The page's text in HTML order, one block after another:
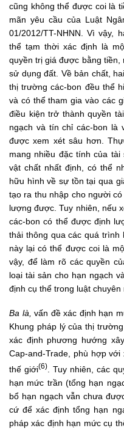
cũng không thể được coi là
mãn yêu cầu của Luật
01/2012/TT-NHNN. Vì vậy,
thể tạm thời xác định là
quyền trị giá được bằng
sử dụng đất. Về bản chất,
thị trường các-bon đều thể
và có thể tham gia vào các
điều kiện trở thành quyền
ngạch và tín chỉ các-bon là
được xem xét sâu hơn.
mang nhiều đặc tính của
vật chất nhất định, có thể
hữu hình về sự tồn tại qua
tạo ra thu nhập cho người
lượng được. Tuy nhiên, nếu
các-bon có thể được định
thải thông qua các quá trình
này lại có thể được coi là
vậy, để làm rõ các quyền
loại tài sản cho hạn ngạch
định cụ thể trong luật chuyên
Ba là, vấn đề xác định hạn
Khung pháp lý của thị
xác định phương hướng
Cap-and-Trade, phù hợp
thế giới(6). Tuy nhiên, các
hạn mức trần (tổng hạn
bổ hạn ngạch vẫn chưa
cứ để xác định tổng hạn
pháp xác định hạn mức cụ